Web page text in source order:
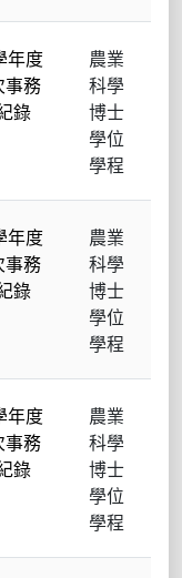
年度
事務
錄
農業
科學
博士
學位
學程
年度
事務
錄
農業
科學
博士
學位
學程
年度
事務
錄
農業
科學
博士
學位
學程